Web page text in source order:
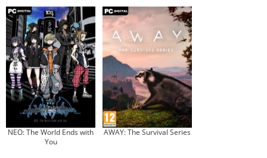
NEO: The World Ends with
You
AWAY: The Survival Series